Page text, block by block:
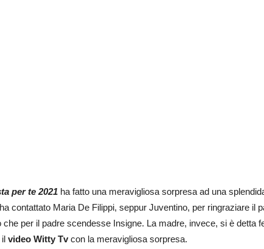
per te 2021 ha fatto una meravigliosa sorpresa ad una
contattato Maria De Filippi, seppur Juventino, per ringraziare il
che per il padre scendesse Insigne. La madre, invece, si è detta
video Witty Tvcon la meravigliosa sorpresa.